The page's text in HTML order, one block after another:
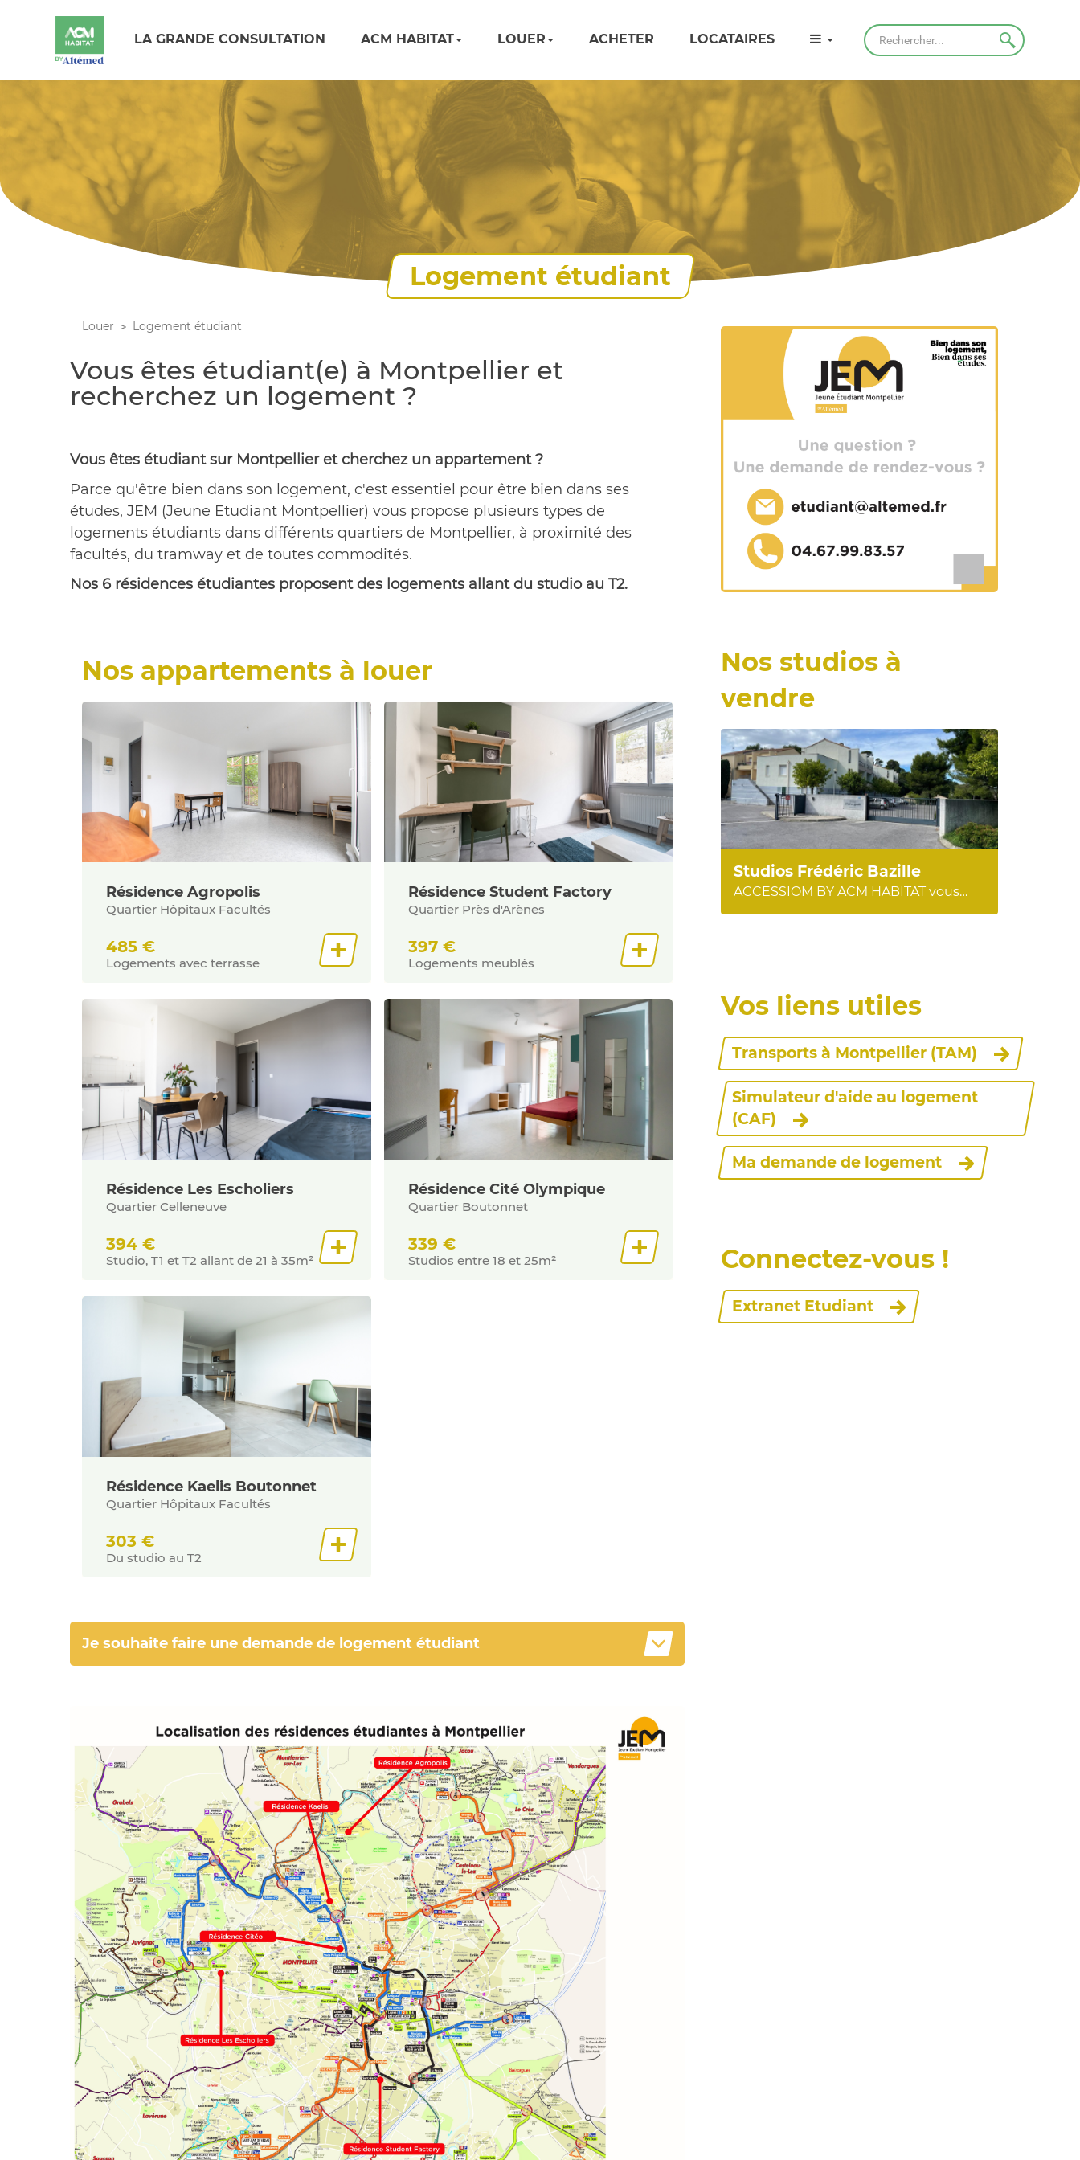
LA GRANDE CONSULTATION ACM HABITAT LOUER ACHETER LOCATAIRES Rechercher
Logement étudiant
Louer Logement étudiant
Vous êtes étudiant(e) à Montpellier et
recherchez un logement ?
Vous êtes étudiant sur Montpellier et cherchez un appartement ?
Parce qu'être bien dans son logement, c'est essentiel pour être bien dans ses
études, JEM (Jeune Etudiant Montpellier) vous propose plusieurs types de
logements étudiants dans différents quartiers de Montpellier, à proximité des
facultés, du tramway et de toutes commodités.
Nos 6 résidences étudiantes proposent des logements allant du studio au T2.
Nos appartements à louer
Résidence Agropolis
Quartier Hôpitaux Facultés
485 €
Logements avec terrasse
Résidence Student Factory
Quartier Près d'Arènes
397 €
Logements meublés
Résidence Les Escholiers
Quartier Celleneuve
394 €
Studio, T1 et T2 allant de 21 à 35m²
Résidence Cité Olympique
Quartier Boutonnet
339 €
Studios entre 18 et 25m²
Résidence Kaelis Boutonnet
Quartier Hôpitaux Facultés
303 €
Du studio au T2
Je souhaite faire une demande de logement étudiant
Nos studios à
vendre
Studios Frédéric Bazille
ACCESSIOM BY ACM HABITAT vous
Vos liens utiles
Transports à Montpellier (TAM)
Simulateur d'aide au logement
(CAF)
Ma demande de logement
Connectez-vous !
Extranet Etudiant